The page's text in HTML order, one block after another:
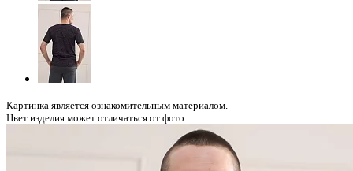
Картинка является ознакомительным материалом.
Цвет изделия может отличаться от фото.